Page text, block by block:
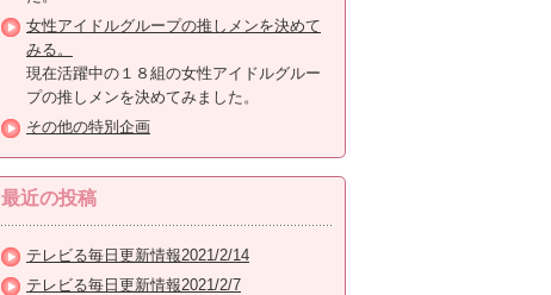
女性アイドルグループの推しメンを決めて
みる。
現在活躍中の１８組の女性アイドルグルー
プの推しメンを決めてみました。
その他の特別企画
最近の投稿
テレビる毎日更新情報2021/2/14
テレビる毎日更新情報2021/2/7